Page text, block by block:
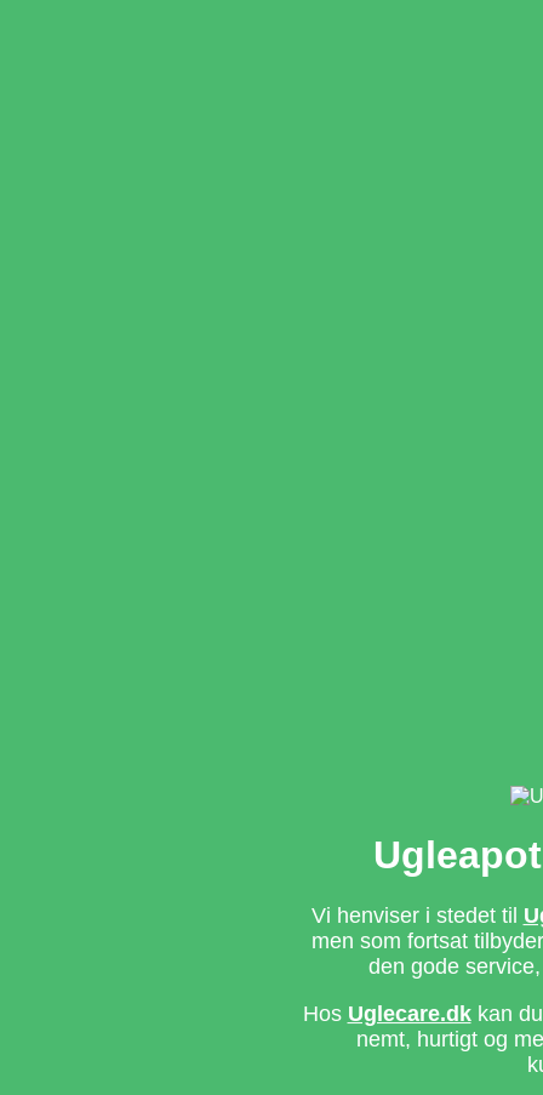
Vi henviser i stedet til
men som fortsat
den gode
Hos Uglecare.dkkan du
nemt, hurtigt og